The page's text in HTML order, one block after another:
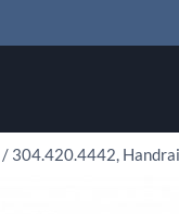
/ 304.420.4442,